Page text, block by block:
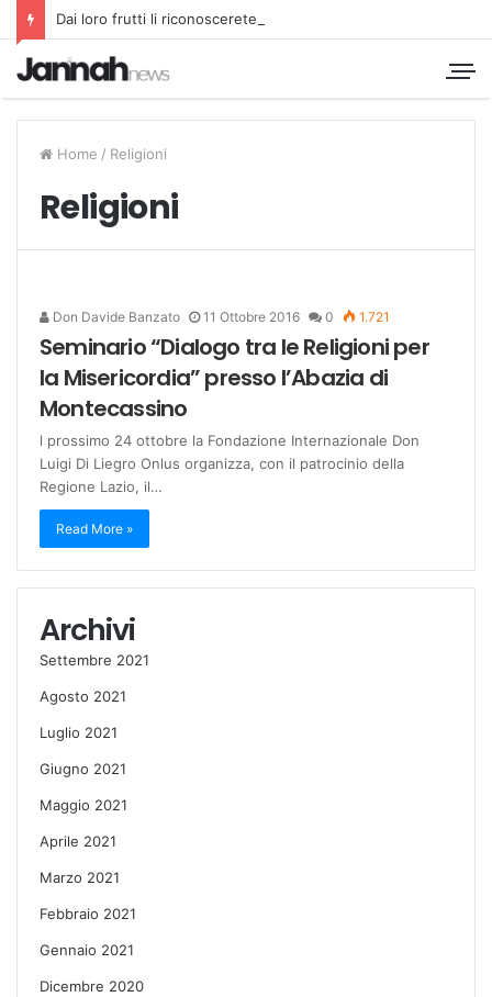
Dai loro frutti li riconoscerete
Home / Religioni
Religioni
Don Davide Banzato 11 Ottobre 2016 0 1.721
Seminario “Dialogo tra le Religioni per
la Misericordia” presso l’Abazia di
Montecassino
l prossimo 24 ottobre la Fondazione Internazionale Don
Luigi Di Liegro Onlus organizza, con il patrocinio della
Regione Lazio, il…
Read More »
Archivi
Settembre 2021
Agosto 2021
Luglio 2021
Giugno 2021
Maggio 2021
Aprile 2021
Marzo 2021
Febbraio 2021
Gennaio 2021
Dicembre 2020